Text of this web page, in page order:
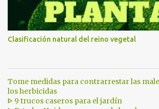
Clasificación natural del reino vegetal
Tome medidas para contrarrestar las
los herbicidas
ᐈ 9 trucos caseros para el jardín